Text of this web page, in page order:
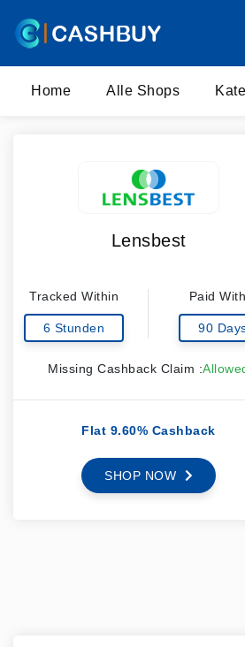
Home Alle Shops
Lensbest
Tracked Within
6 Stunden
Paid
90
Missing Cashback Claim :
Flat 9.60% Cashback
SHOP NOW